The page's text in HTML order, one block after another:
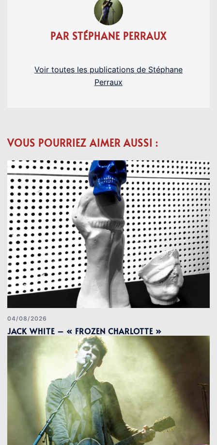
PAR STÉPHANE PERRAUX
Voir toutes les publications de Stéphane
Perraux
VOUS POURRIEZ AIMER AUSSI :
04/08/2026
JACK WHITE – « FROZEN CHARLOTTE »